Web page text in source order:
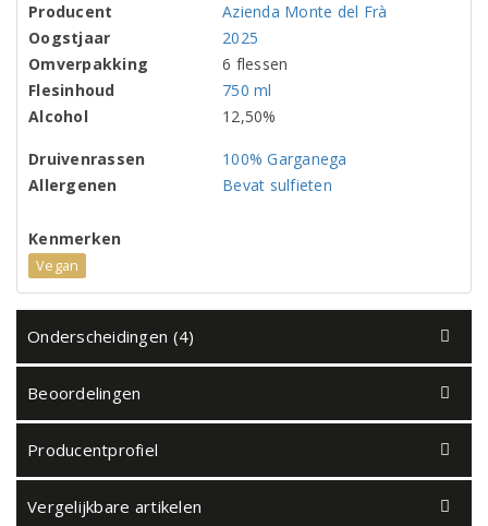
Producent
Azienda Monte del Frà
Oogstjaar
2025
Omverpakking
6 flessen
Flesinhoud
750 ml
Alcohol
12,50%
Druivenrassen
100% Garganega
Allergenen
Bevat sulfieten
Kenmerken
Vegan
Onderscheidingen (4)
Beoordelingen
Producentprofiel
Vergelijkbare artikelen